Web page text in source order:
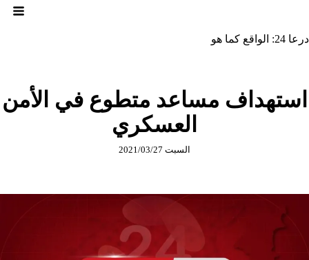
درعا 24: الواقع كما هو
استهداف مساعد متطوع في الأمن
العسكري
السبت 2021/03/27